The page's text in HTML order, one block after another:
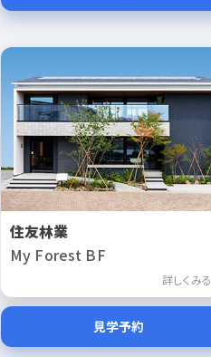
住友林業
My Forest BF
詳しくみる
見学予約